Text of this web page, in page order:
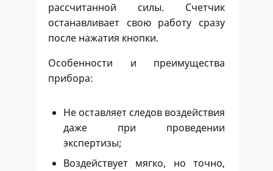
рассчитанной силы. Счетчик
останавливает свою работу сразу
после нажатия кнопки.
Особенности и преимущества
прибора:
Не оставляет следов воздействия
даже при проведении
экспертизы;
Воздействует мягко, но точно,